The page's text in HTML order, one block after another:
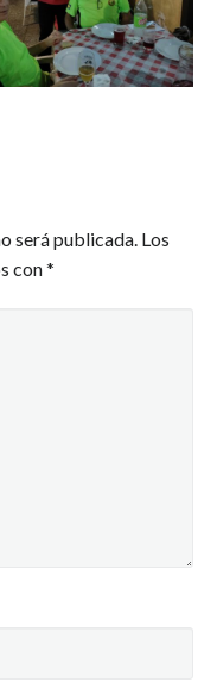
será publicada. Los
con*